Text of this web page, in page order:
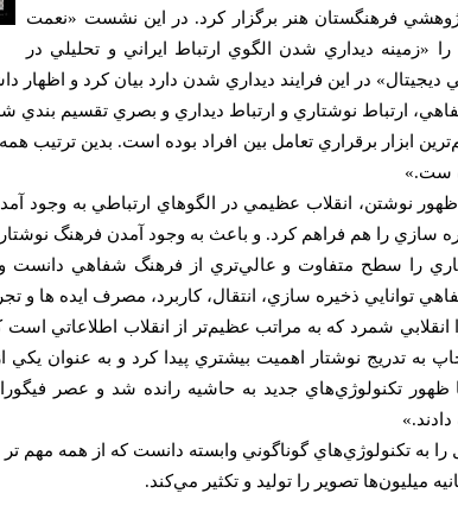
فرهنگستان هنر برگزار كرد. در اين نشست «نعمت
«زمينه ديداري شدن الگوي ارتباط ايراني و تحليلي در
در اين فرايند ديداري شدن دارد بيان كرد و اظهار
ارتباط نوشتاري و ارتباط ديداري و بصري تقسيم بندي
ابزار برقراري تعامل بين افراد بوده است. بدين
ست.»
نوشتن، انقلاب عظيمي در الگوهاي ارتباطي به وجود آمد
سازي را هم فراهم كرد. و باعث به وجود آمدن فرهنگ
را سطح متفاوت و عالي‌تري از فرهنگ شفاهي دانست
توانايي ذخيره سازي، انتقال، كاربرد، مصرف ايده ها و
شمرد كه به مراتب عظيم‌تر از انقلاب اطلاعاتي است
به تدريج نوشتار اهميت بيشتري پيدا كرد و به عنوان يكي
نوشتار با ظهور تكنولوژي‌هاي جديد به حاشيه رانده شد و عصر
را به تكنولوژي‌هاي گوناگوني وابسته دانست كه از همه مهم تر
ميليون‌ها تصوير را توليد و تكثير مي‌كند.